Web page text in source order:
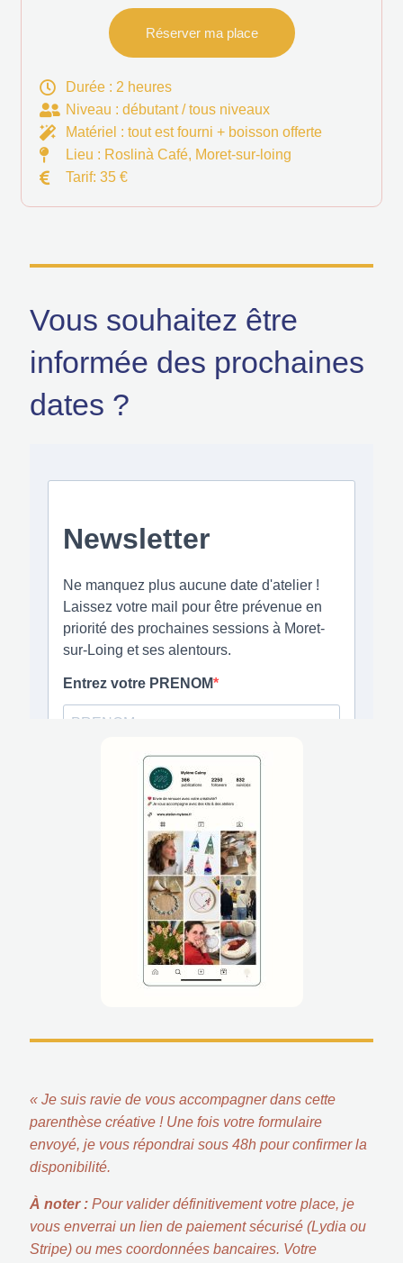
Réserver ma place
Durée : 2 heures
Niveau : débutant / tous niveaux
Matériel : tout est fourni + boisson offerte
Lieu : Roslinà Café, Moret-sur-loing
Tarif: 35 €
Vous souhaitez être
informée des prochaines
dates ?
« Je suis ravie de vous accompagner dans cette
parenthèse créative ! Une fois votre formulaire
envoyé, je vous répondrai sous 48h pour confirmer la
disponibilité.
À noter : Pour valider définitivement votre place, je
vous enverrai un lien de paiement sécurisé (Lydia ou
Stripe) ou mes coordonnées bancaires. Votre